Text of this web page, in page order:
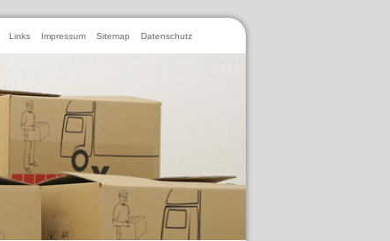
Links Impressum Sitemap Datenschutz